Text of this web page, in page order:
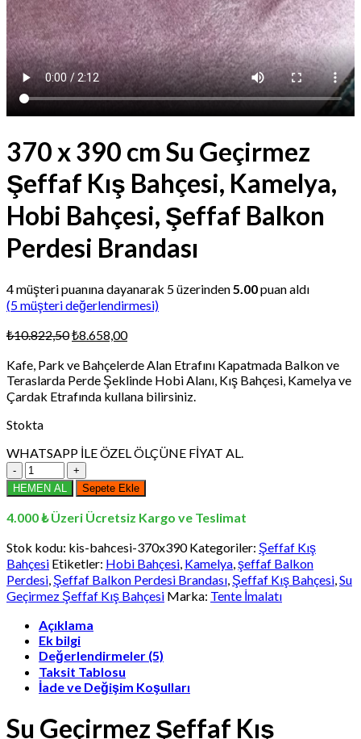
370 x 390 cm Su Geçirmez
Şeffaf Kış Bahçesi, Kamelya,
Hobi Bahçesi, Şeffaf Balkon
Perdesi Brandası
4müşteri puanına dayanarak 5 üzerinden5.00puan aldı
(5müşteri değerlendirmesi)
₺10.822,50Orijinal
₺10.822,50.
₺8.658,00Şu
fiyat:
₺8.658,00.
Kafe, Park ve Bahçelerde Alan Etrafını Kapatmada Balkon ve
Teraslarda Perde Şeklinde Hobi Alanı, Kış Bahçesi, Kamelya ve
Çardak Etrafında kullana bilirsiniz.
Stokta
WHATSAPP İLE ÖZEL ÖLÇÜNE FİYAT AL.
370
x
390
cm
Geçirmez
Şeffaf
Kış
Bahçesi,
Kamelya,
Hobi
Bahçesi,
Şeffaf
Balkon
Perdesi
adet
HEMEN AL Sepete Ekle
4.000 ₺ Üzeri Ücretsiz Kargo ve Teslimat
Stok kodu: kis-bahcesi-370x390 Kategoriler: Şeffaf Kış
Bahçesi Etiketler: Hobi Bahçesi, Kamelya,şeffaf Balkon
Perdesi, Şeffaf Balkon Perdesi Brandası, Şeffaf Kış Bahçesi,Su
Geçirmez Şeffaf Kış Bahçesi Marka: Tente İmalatı
Açıklama
Ek bilgi
Değerlendirmeler (5)
Taksit Tablosu
İade ve Değişim Koşulları
Su Geçirmez Şeffaf Kış